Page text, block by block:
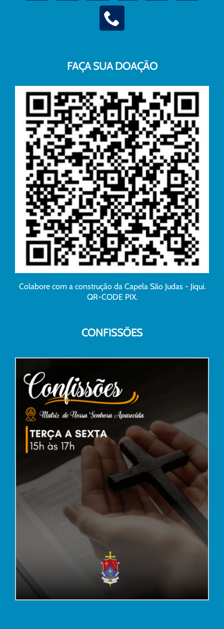
FAÇA SUA DOAÇÃO
Colabore com a construção da Capela São Judas - Jiqui.
QR-CODE PIX.
CONFISSÕES